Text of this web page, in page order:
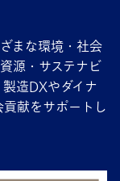
まな環境・社会
源・サステナビ
造DXやダイナ
献をサポートし